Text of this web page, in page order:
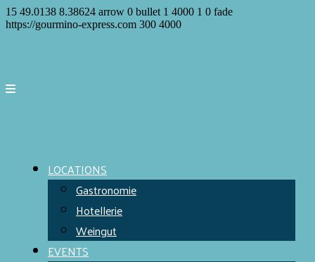
15 49.0138 8.38624 arrow 0 bullet 1 4000 1 0 fade
https://gourmino-express.com 300 4000
LOCATIONS
Gastronomie
Hotellerie
Weingut
EVENTS